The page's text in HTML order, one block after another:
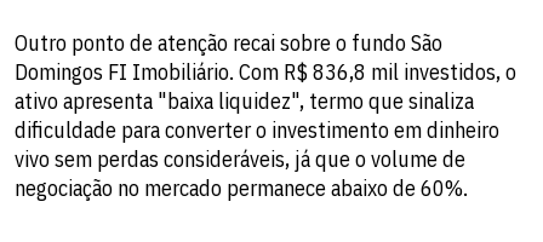
Outro ponto de atenção recai sobre o fundo São
Domingos FI Imobiliário. Com R$ 836,8 mil investidos, o
ativo apresenta "baixa liquidez", termo que sinaliza
dificuldade para converter o investimento em dinheiro
vivo sem perdas consideráveis, já que o volume de
negociação no mercado permanece abaixo de 60%.